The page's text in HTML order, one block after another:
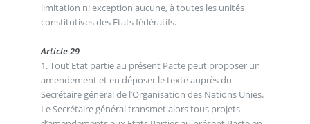
limitation ni exception aucune, à toutes les unités
constitutives des Etats fédératifs.
Article 29
1. Tout Etat partie au présent Pacte peut proposer un
amendement et en déposer le texte auprès du
Secrétaire général de l’Organisation des Nations Unies.
Le Secrétaire général transmet alors tous projets